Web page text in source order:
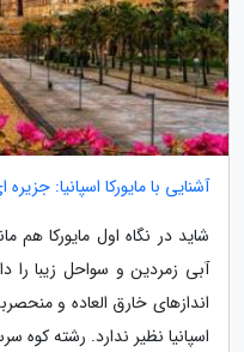
آشنایی با مایورکا اسپانیا:
شاید در نگاه اول مایورکا هم
آبی زمردین و سواحل زیبا را
اندازهای خارق العاده و
اسپانیا نظیر ندارد. رشته کوه